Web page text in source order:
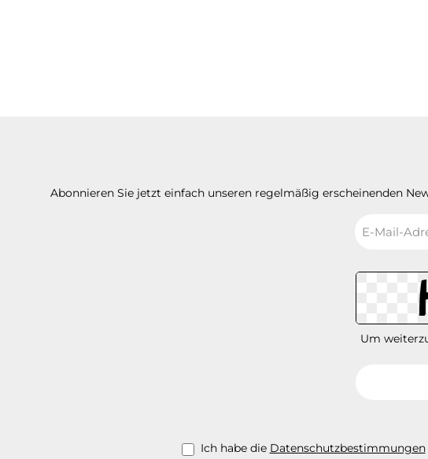
Abonnieren Sie jetzt einfach unseren regelmäßig erscheinenden
Mail-
*
Um
Ich habe die Datenschutzbestimmungen